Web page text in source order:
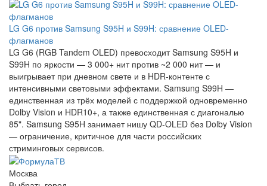
LG G6 против Samsung S95H и S99H: сравнение OLED-
флагманов
LG G6 (RGB Tandem OLED) превосходит Samsung S95H и
S99H по яркости — 3 000+ нит против ~2 000 нит — и
выигрывает при дневном свете и в HDR-контенте с
интенсивными световыми эффектами. Samsung S99H —
единственная из трёх моделей с поддержкой одновременно
Dolby Vision и HDR10+, а также единственная с диагональю
85". Samsung S95H занимает нишу QD-OLED без Dolby Vision
— ограничение, критичное для части российских
стриминговых сервисов.
Москва